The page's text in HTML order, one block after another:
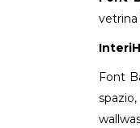
vetrina
Font